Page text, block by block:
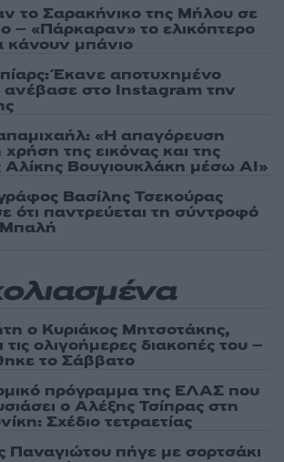
το Σαρακήνικο της Μήλου σε
– «Πάρκαραν» το ελικόπτερο
κάνουν μπάνιο
Έκανε αποτυχημένο
ανέβασε στο Instagram την
«Η απαγόρευση
της εικόνας και της
Βουγιουκλάκη μέσω AI»
Βασίλης Τσεκούρας
ότι παντρεύεται τη σύντροφό
ο Κυριάκος Μητσοτάκης,
τις ολιγοήμερες διακοπές του –
το Σάββατο
πρόγραμμα της ΕΛΑΣ που
ο Αλέξης Τσίπρας στη
Σχέδιο τετραετίας
Παναγιώτου πήγε με σορτσάκι